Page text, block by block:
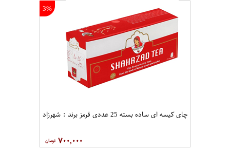
3%
چای کیسه ای ساده بسته 25 عددی قرمز برند : شهرزاد
۷۰۰,۰۰۰